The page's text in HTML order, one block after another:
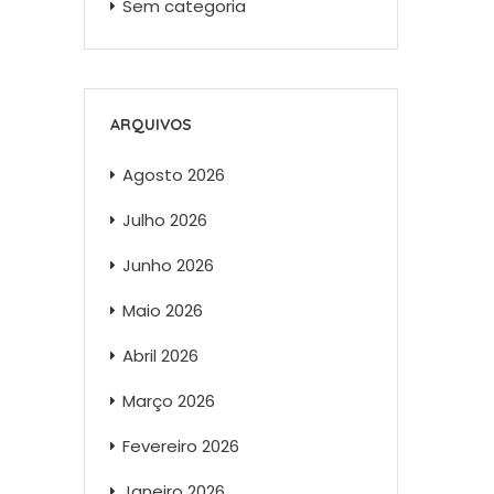
Sem categoria
ARQUIVOS
Agosto 2026
Julho 2026
Junho 2026
Maio 2026
Abril 2026
Março 2026
Fevereiro 2026